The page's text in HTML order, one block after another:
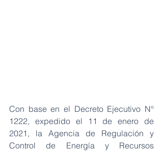
Con base en el Decreto Ejecutivo N°
1222, expedido el 11 de enero de
2021, la Agencia de Regulación y
Control de Energía y Recursos